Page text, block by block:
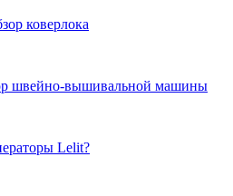
коверлока
швейно-вышивальной машины
Lelit?